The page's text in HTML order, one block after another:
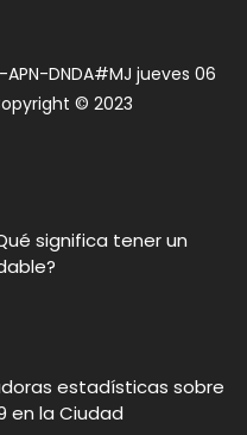
APN-DNDA#MJ jueves 06
© 2023
significa tener un
estadísticas sobre
en la Ciudad